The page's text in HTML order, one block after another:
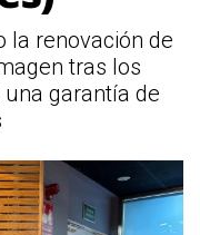
la renovación de
tras los
garantía de